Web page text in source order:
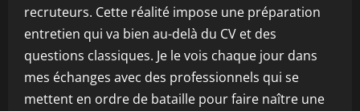
recruteurs. Cette réalité impose une préparation
entretien qui va bien au-delà du CV et des
questions classiques. Je le vois chaque jour dans
mes échanges avec des professionnels qui se
mettent en ordre de bataille pour faire naître une